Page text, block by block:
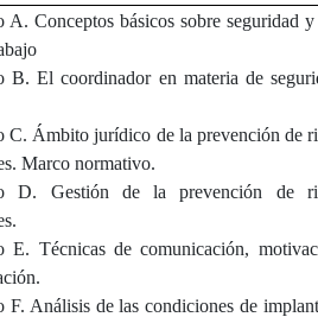
A. Conceptos básicos sobre seguridad y
B. El coordinador en materia de
C. Ámbito jurídico de la prevención de
Marco normativo.
D. Gestión de la prevención de
E. Técnicas de comunicación,
F. Análisis de las condiciones de